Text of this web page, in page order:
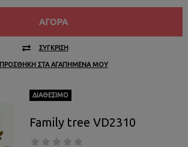
ΑΓΟΡΆ
ΣΎΓΚΡΙΣΗ
ΠΡΟΣΘΉΚΗ ΣΤΑ ΑΓΑΠΗΜΈΝΑ ΜΟΥ
ΔΙΑΘΈΣΙΜΟ
Family tree VD2310